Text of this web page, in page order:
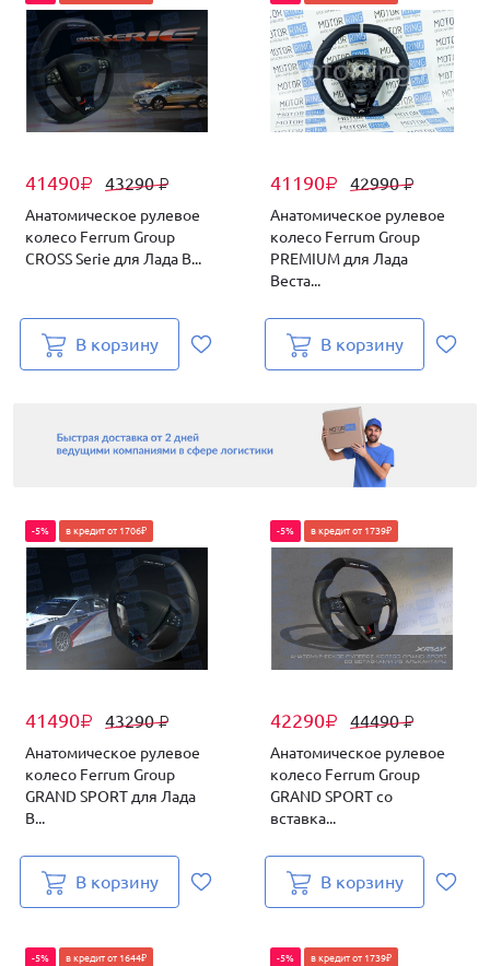
41490₽ 43290₽
Анатомическое рулевое
колесо Ferrum Group
CROSS Serie для Лада В...
В корзину
41190₽ 42990₽
Анатомическое рулевое
колесо Ferrum Group
PREMIUM для Лада
Веста...
В корзину
41490₽ 43290₽
-5% в кредит от 1706₽
Анатомическое рулевое
колесо Ferrum Group
GRAND SPORT для Лада
В...
В корзину
42290₽ 44490₽
-5% в кредит от 1739₽
Анатомическое рулевое
колесо Ferrum Group
GRAND SPORT со
вставка...
В корзину
-5% в кредит от 1644₽ -5% в кредит от 1739₽